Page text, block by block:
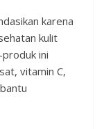
karena
kulit
ini
vitamin C,